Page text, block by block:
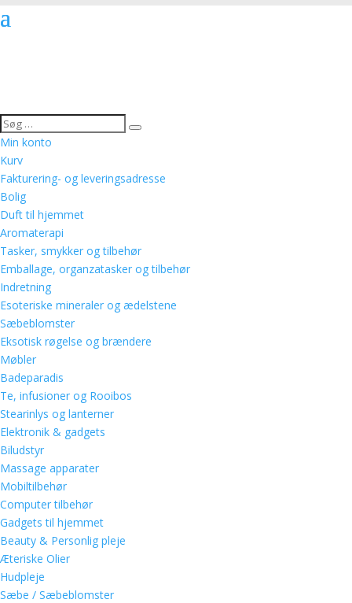
Min konto
Kurv
Fakturering- og leveringsadresse
Bolig
Duft til hjemmet
Aromaterapi
Tasker, smykker og tilbehør
Emballage, organzatasker og tilbehør
Indretning
Esoteriske mineraler og ædelstene
Sæbeblomster
Eksotisk røgelse og brændere
Møbler
Badeparadis
Te, infusioner og Rooibos
Stearinlys og lanterner
Elektronik & gadgets
Biludstyr
Massage apparater
Mobiltilbehør
Computer tilbehør
Gadgets til hjemmet
Beauty & Personlig pleje
Æteriske Olier
Hudpleje
Sæbe / Sæbeblomster